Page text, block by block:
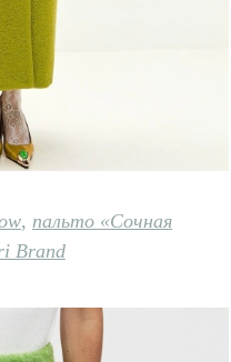
, пальто «Сочная
Brand